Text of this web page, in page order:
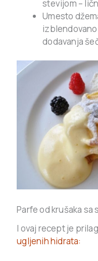
stevijom –
Umesto
dodavanja
Parfe od krušaka
I ovaj recept je
ugljenih hidrata: